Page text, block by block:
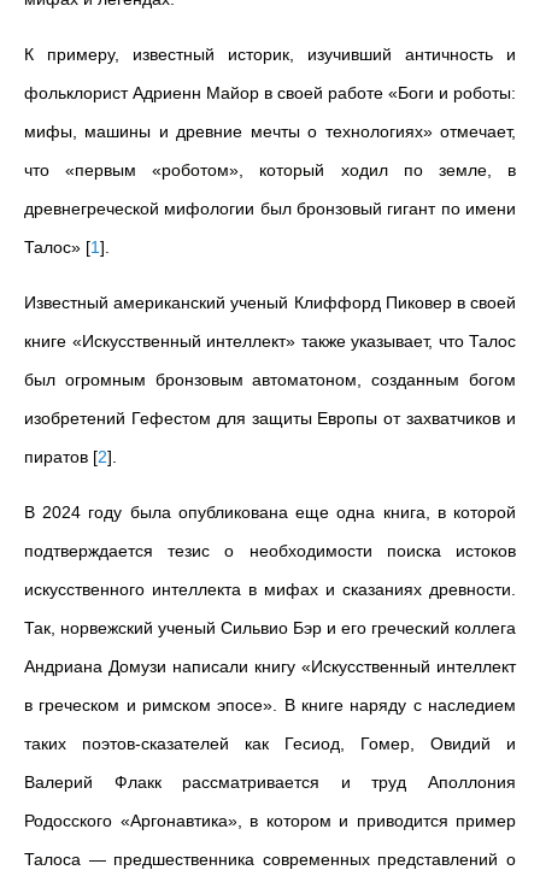
К примеру, известный историк, изучивший античность и
фольклорист Адриенн Майор в своей работе «Боги и роботы:
мифы, машины и древние мечты о технологиях» отмечает,
что «первым «роботом», который ходил по земле, в
древнегреческой мифологии был бронзовый гигант по имени
Талос» [1]
Известный американский ученый Клиффорд Пиковер в своей
книге «Искусственный интеллект» также указывает, что Талос
был огромным бронзовым автоматоном, созданным богом
изобретений Гефестом для защиты Европы от захватчиков и
пиратов [2]
В 2024 году была опубликована еще одна книга, в которой
подтверждается тезис о необходимости поиска истоков
искусственного интеллекта в мифах и сказаниях древности.
Так, норвежский ученый Сильвио Бэр и его греческий коллега
Андриана Домузи написали книгу «Искусственный интеллект
в греческом и римском эпосе». В книге наряду с наследием
таких поэтов-сказателей как Гесиод, Гомер, Овидий и
Валерий Флакк рассматривается и труд Аполлония
Родосского «Аргонавтика», в котором и приводится пример
Талоса — предшественника современных представлений о